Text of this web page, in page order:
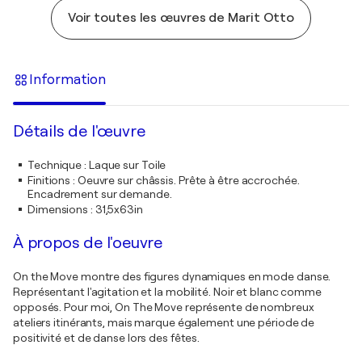
Voir toutes les œuvres de Marit Otto
Information
Détails de l'œuvre
Technique: Laque sur Toile
Finitions : Oeuvre sur châssis. Prête à être accrochée.
Encadrement sur demande.
Dimensions : 31,5x63in
À propos de l'oeuvre
On the Move montre des figures dynamiques en mode danse.
Représentant l'agitation et la mobilité. Noir et blanc comme
opposés. Pour moi, On The Move représente de nombreux
ateliers itinérants, mais marque également une période de
positivité et de danse lors des fêtes.